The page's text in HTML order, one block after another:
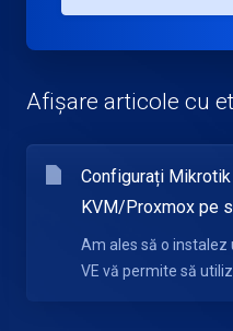
Afișare articole cu
Configurați Mikrotik
KVM/Proxmox pe
Am ales să o instalez
VE vă permite să